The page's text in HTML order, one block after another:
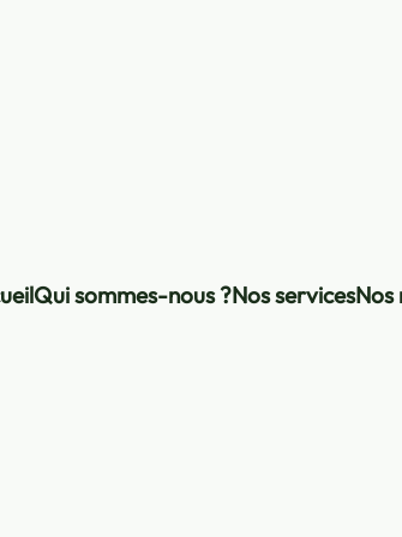
Qui sommes-nous ?Nos servicesNos